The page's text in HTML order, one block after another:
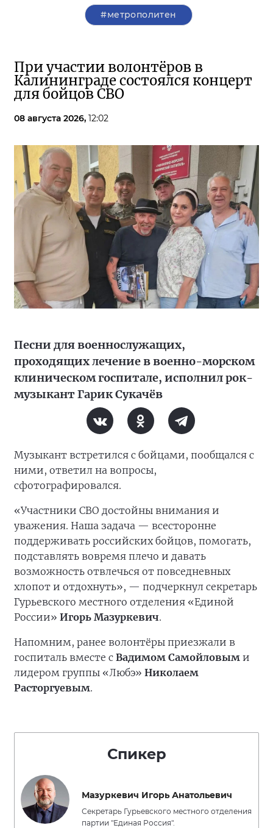
#метрополитен
При участии волонтёров в
Калининграде состоялся концерт
для бойцов СВО
08 августа 2026, 12:02
Песни для военнослужащих,
проходящих лечение в военно-морском
клиническом госпитале, исполнил рок-
музыкант Гарик Сукачёв
Музыкант встретился с бойцами, пообщался с
ними, ответил на вопросы,
сфотографировался.
«Участники СВО достойны внимания и
уважения. Наша задача — всесторонне
поддерживать российских бойцов, помогать,
подставлять вовремя плечо и давать
возможность отвлечься от повседневных
хлопот и отдохнуть», — подчеркнул секретарь
Гурьевского местного отделения «Единой
России» Игорь Мазуркевич.
Напомним, ранее волонтёры приезжали в
госпиталь вместе с Вадимом Самойловым и
лидером группы «Любэ» Николаем
Расторгуевым.
Спикер
Мазуркевич Игорь Анатольевич
Секретарь Гурьевского местного отделения
партии "Единая Россия".